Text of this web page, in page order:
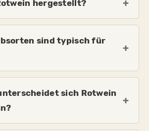
hergestellt?
sind typisch für
sich Rotwein